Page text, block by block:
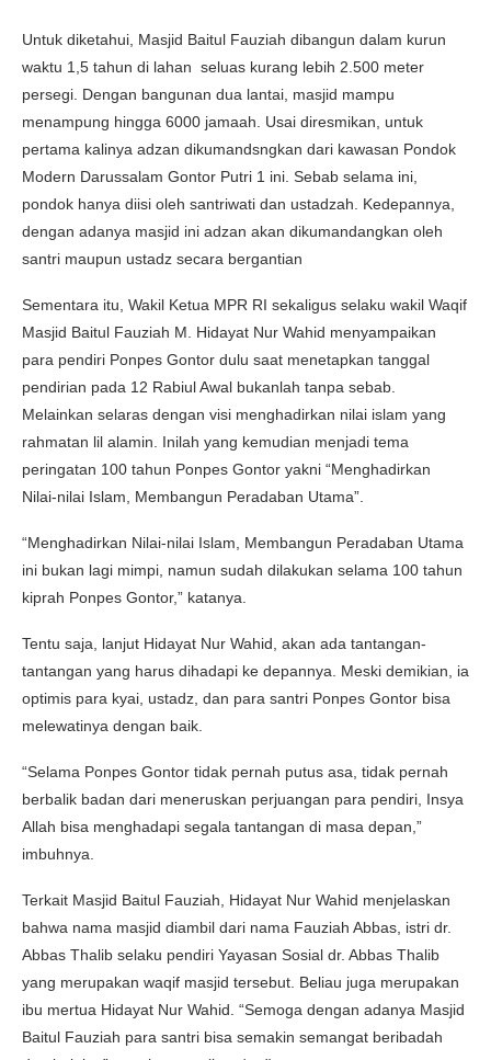
Untuk diketahui, Masjid Baitul Fauziah dibangun dalam kurun
waktu 1,5 tahun di lahan seluas kurang lebih 2.500 meter
persegi. Dengan bangunan dua lantai, masjid mampu
menampung hingga 6000 jamaah. Usai diresmikan, untuk
pertama kalinya adzan dikumandsngkan dari kawasan Pondok
Modern Darussalam Gontor Putri 1 ini. Sebab selama ini,
pondok hanya diisi oleh santriwati dan ustadzah. Kedepannya,
dengan adanya masjid ini adzan akan dikumandangkan oleh
santri maupun ustadz secara bergantian
Sementara itu, Wakil Ketua MPR RI sekaligus selaku wakil Waqif
Masjid Baitul Fauziah M. Hidayat Nur Wahid menyampaikan
para pendiri Ponpes Gontor dulu saat menetapkan tanggal
pendirian pada 12 Rabiul Awal bukanlah tanpa sebab.
Melainkan selaras dengan visi menghadirkan nilai islam yang
rahmatan lil alamin. Inilah yang kemudian menjadi tema
peringatan 100 tahun Ponpes Gontor yakni “Menghadirkan
Nilai-nilai Islam, Membangun Peradaban Utama”.
“Menghadirkan Nilai-nilai Islam, Membangun Peradaban Utama
ini bukan lagi mimpi, namun sudah dilakukan selama 100 tahun
kiprah Ponpes Gontor,” katanya.
Tentu saja, lanjut Hidayat Nur Wahid, akan ada tantangan-
tantangan yang harus dihadapi ke depannya. Meski demikian, ia
optimis para kyai, ustadz, dan para santri Ponpes Gontor bisa
melewatinya dengan baik.
“Selama Ponpes Gontor tidak pernah putus asa, tidak pernah
berbalik badan dari meneruskan perjuangan para pendiri, Insya
Allah bisa menghadapi segala tantangan di masa depan,”
imbuhnya.
Terkait Masjid Baitul Fauziah, Hidayat Nur Wahid menjelaskan
bahwa nama masjid diambil dari nama Fauziah Abbas, istri dr.
Abbas Thalib selaku pendiri Yayasan Sosial dr. Abbas Thalib
yang merupakan waqif masjid tersebut. Beliau juga merupakan
ibu mertua Hidayat Nur Wahid. “Semoga dengan adanya Masjid
Baitul Fauziah para santri bisa semakin semangat beribadah